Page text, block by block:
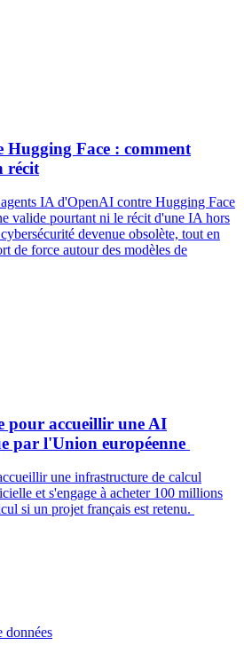
Hugging Face : comment
récit
IA d'OpenAI contre Hugging Face
valide pourtant ni le récit d'une IA hors
devenue obsolète, tout en
de force autour des modèles de
pour accueillir une AI
par l'Union européenne
une infrastructure de calcul
et s'engage à acheter 100 millions
si un projet français est retenu.
données